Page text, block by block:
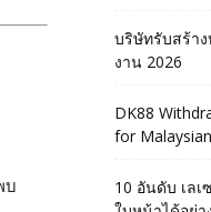
บ
บริษัทรับสร้า
งาน 2026
DK88
for
10 อันดับ เล